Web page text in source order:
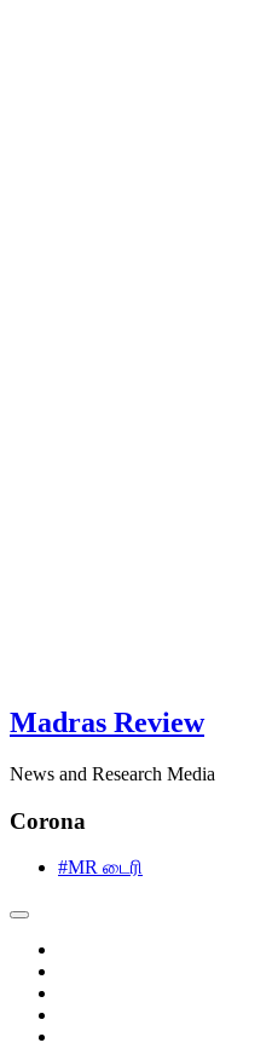
Madras Review
News and Research Media
Corona
#MR டைரி